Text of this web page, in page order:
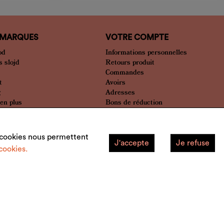
slojd
plus
VOTRE COMPTE
Informations personnelles
Retours produit
Commandes
Avoirs
Adresses
Bons de réduction
nous permettent
J'accepte Je refuse